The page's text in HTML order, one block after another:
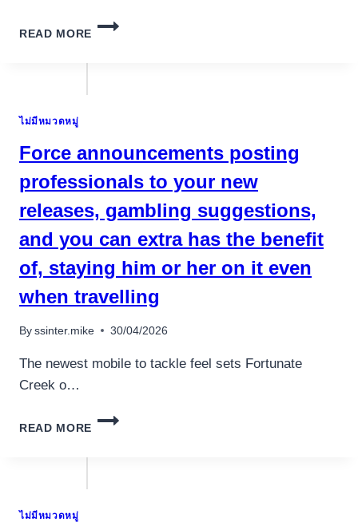
READ MORE
IL
GRASSI
ไม่มีหมวดหมู่
Force announcements posting
professionals to your new
releases, gambling suggestions,
and you can extra has the benefit
of, staying him or her on it even
when travelling
By ssinter.mike 30/04/2026
The newest mobile to tackle feel sets Fortunate
Creek o…
READ MORE
FORCE
ไม่มีหมวดหมู่